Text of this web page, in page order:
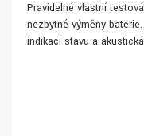
Pravidelné vlastní
nezbytné výměny
indikaci stavu a